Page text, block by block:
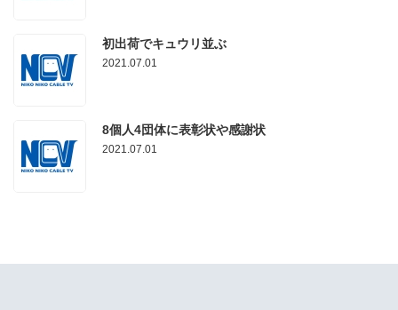
初出荷でキュウリ並ぶ
2021.07.01
8個人4団体に表彰状や感謝状
2021.07.01